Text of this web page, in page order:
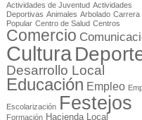
Actividades de Juventud Actividades
Deportivas Animales Arbolado Carrera
Popular Centro de Salud Centros
Comercio
Cultura
Desarrollo Local
Educación Empleo
Escolarización Festejos
Formación Hacienda Local